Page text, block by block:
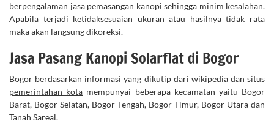
berpengalaman jasa pemasangan kanopi sehingga minim kesalahan.
Apabila terjadi ketidaksesuaian ukuran atau hasilnya tidak rata
maka akan langsung dikoreksi.
Jasa Pasang Kanopi Solarflat di Bogor
Bogor berdasarkan informasi yang dikutip dari wikipediadan situs
pemerintahan kota mempunyai beberapa kecamatan yaitu Bogor
Barat, Bogor Selatan, Bogor Tengah, Bogor Timur, Bogor Utara dan
Tanah Sareal.